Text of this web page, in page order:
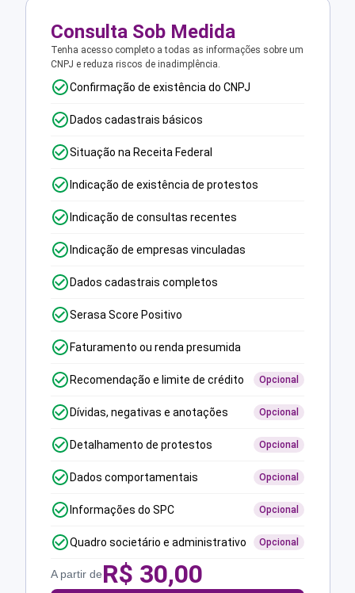
Consulta Sob Medida
Tenha acesso completo a todas as informações sobre um
CNPJ e reduza riscos de inadimplência.
Confirmação de existência do CNPJ
Dados cadastrais básicos
Situação na Receita Federal
Indicação de existência de protestos
Indicação de consultas recentes
Indicação de empresas vinculadas
Dados cadastrais completos
Serasa Score Positivo
Faturamento ou renda presumida
Recomendação e limite de crédito Opcional
Dívidas, negativas e anotações Opcional
Detalhamento de protestos Opcional
Dados comportamentais Opcional
Informações do SPC Opcional
Quadro societário e administrativo Opcional
A partir deR$ 30,00